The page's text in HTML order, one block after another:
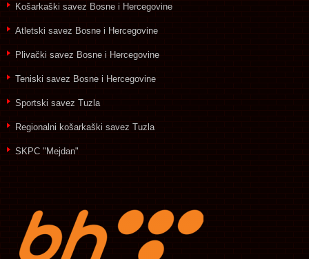
Košarkaški savez Bosne i Hercegovine
Atletski savez Bosne i Hercegovine
Plivački savez Bosne i Hercegovine
Teniski savez Bosne i Hercegovine
Sportski savez Tuzla
Regionalni košarkaški savez Tuzla
SKPC "Mejdan"